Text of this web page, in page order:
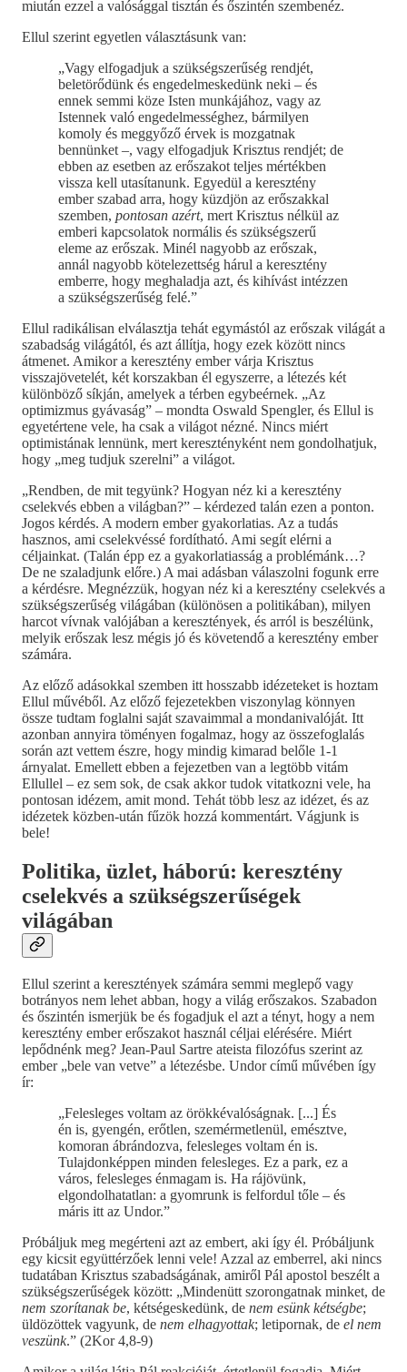
miután ezzel a valósággal tisztán és őszintén szembenéz.
Ellul szerint egyetlen választásunk van:
„Vagy elfogadjuk a szükségszerűség rendjét,
beletörődünk és engedelmeskedünk neki – és
ennek semmi köze Isten munkájához, vagy az
Istennek való engedelmességhez, bármilyen
komoly és meggyőző érvek is mozgatnak
bennünket –, vagy elfogadjuk Krisztus rendjét; de
ebben az esetben az erőszakot teljes mértékben
vissza kell utasítanunk. Egyedül a keresztény
ember szabad arra, hogy küzdjön az erőszakkal
szemben, pontosan azért, mert Krisztus nélkül az
emberi kapcsolatok normális és szükségszerű
eleme az erőszak. Minél nagyobb az erőszak,
annál nagyobb kötelezettség hárul a keresztény
emberre, hogy meghaladja azt, és kihívást intézzen
a szükségszerűség felé.”
Ellul radikálisan elválasztja tehát egymástól az erőszak világát a
szabadság világától, és azt állítja, hogy ezek között nincs
átmenet. Amikor a keresztény ember várja Krisztus
visszajövetelét, két korszakban él egyszerre, a létezés két
különböző síkján, amelyek a térben egybeérnek. „Az
optimizmus gyávaság” – mondta Oswald Spengler, és Ellul is
egyetértene vele, ha csak a világot nézné. Nincs miért
optimistának lennünk, mert keresztényként nem gondolhatjuk,
hogy „meg tudjuk szerelni” a világot.
„Rendben, de mit tegyünk? Hogyan néz ki a keresztény
cselekvés ebben a világban?” – kérdezed talán ezen a ponton.
Jogos kérdés. A modern ember gyakorlatias. Az a tudás
hasznos, ami cselekvéssé fordítható. Ami segít elérni a
céljainkat. (Talán épp ez a gyakorlatiasság a problémánk…?
De ne szaladjunk előre.) A mai adásban válaszolni fogunk erre
a kérdésre. Megnézzük, hogyan néz ki a keresztény cselekvés a
szükségszerűség világában (különösen a politikában), milyen
harcot vívnak valójában a keresztények, és arról is beszélünk,
melyik erőszak lesz mégis jó és követendő a keresztény ember
számára.
Az előző adásokkal szemben itt hosszabb idézeteket is hoztam
Ellul művéből. Az előző fejezetekben viszonylag könnyen
össze tudtam foglalni saját szavaimmal a mondanivalóját. Itt
azonban annyira töményen fogalmaz, hogy az összefoglalás
során azt vettem észre, hogy mindig kimarad belőle 1-1
árnyalat. Emellett ebben a fejezetben van a legtöbb vitám
Ellullel – ez sem sok, de csak akkor tudok vitatkozni vele, ha
pontosan idézem, amit mond. Tehát több lesz az idézet, és az
idézetek közben-után fűzök hozzá kommentárt. Vágjunk is
bele!
Politika, üzlet, háború: keresztény
cselekvés a szükségszerűségek
világában
Ellul szerint a keresztények számára semmi meglepő vagy
botrányos nem lehet abban, hogy a világ erőszakos. Szabadon
és őszintén ismerjük be és fogadjuk el azt a tényt, hogy a nem
keresztény ember erőszakot használ céljai elérésére. Miért
lepődnénk meg? Jean-Paul Sartre ateista filozófus szerint az
ember „bele van vetve” a létezésbe. Undor című művében így
ír:
„Felesleges voltam az örökkévalóságnak. [...] És
én is, gyengén, erőtlen, szemérmetlenül, emésztve,
komoran ábrándozva, felesleges voltam én is.
Tulajdonképpen minden felesleges. Ez a park, ez a
város, felesleges énmagam is. Ha rájövünk,
elgondolhatatlan: a gyomrunk is felfordul tőle – és
máris itt az Undor.”
Próbáljuk meg megérteni azt az embert, aki így él. Próbáljunk
egy kicsit együttérzőek lenni vele! Azzal az emberrel, aki nincs
tudatában Krisztus szabadságának, amiről Pál apostol beszélt a
szükségszerűségek között: „Mindenütt szorongatnak minket, de
nem szorítanak be, kétségeskedünk, de nem esünk kétségbe;
üldözöttek vagyunk, de nem elhagyottak; letipornak, de el nem
veszünk.” (2Kor 4,8-9)